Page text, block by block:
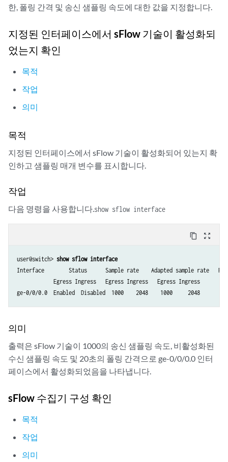
한, 폴링 간격 및 송신 샘플링 속도에 대한 값을 지정합니다.
지정된 인터페이스에서 sFlow 기술이 활성화되
었는지 확인
목적
작업
의미
목적
지정된 인터페이스에서 sFlow 기술이 활성화되어 있는지 확
인하고 샘플링 매개 변수를 표시합니다.
작업
다음 명령을 사용합니다.show sflow interface
content_copy zoom_out_map
user@switch> show sflow interface
Interface        Status      Sample rate    Adapted sample rate
            Egress Ingress   Egress Ingress   Egress Ingress
ge-0/0/0.0  Enabled  Disabled  1000    2048    1000     2048
의미
출력은 sFlow 기술이 1000의 송신 샘플링 속도, 비활성화된
수신 샘플링 속도 및 20초의 폴링 간격으로 ge-0/0/0.0 인터
페이스에서 활성화되었음을 나타냅니다.
sFlow 수집기 구성 확인
목적
작업
의미